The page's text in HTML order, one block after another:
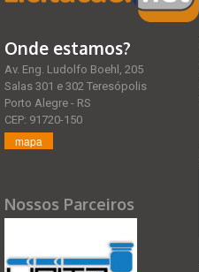
Onde estamos?
Av. Eng. Ludolfo Boehl, 205
Salas 301 e 302 Teresópolis
Porto Alegre - RS
CEP: 91720-150
mapa
Nossos Parceiros